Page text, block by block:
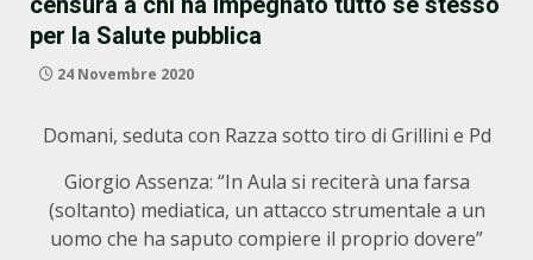
per la Salute pubblica
24 Novembre 2020
Domani, seduta con Razza sotto tiro di Grillini e Pd
Giorgio Assenza: “In Aula si reciterà una farsa
(soltanto) mediatica, un attacco strumentale a un
uomo che ha saputo compiere il proprio dovere”